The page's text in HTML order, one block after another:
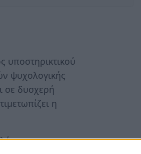
υποστηρικτικού
ψυχολογικής
σε δυσχερή
η
και